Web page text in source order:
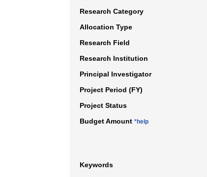
Research Category
Allocation Type
Research Field
Research Institution
Principal Investigator
Project Period (FY)
Project Status
Budget Amount *help
Keywords